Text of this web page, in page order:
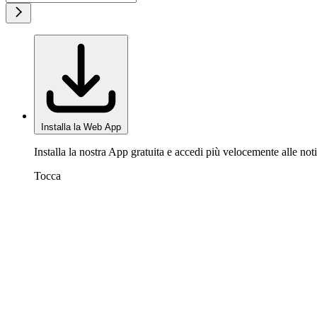
Installa la Web App
Installa la nostra App gratuita e accedi più velocemente alle
Tocca